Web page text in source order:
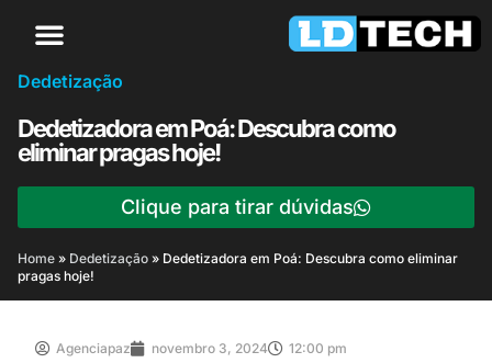
Dedetização
Dedetizadora em Poá: Descubra como
eliminar pragas hoje!
Clique para tirar dúvidas
Home » Dedetização » Dedetizadora em Poá: Descubra como eliminar
pragas hoje!
Agenciapaz novembro 3, 2024 12:00 pm